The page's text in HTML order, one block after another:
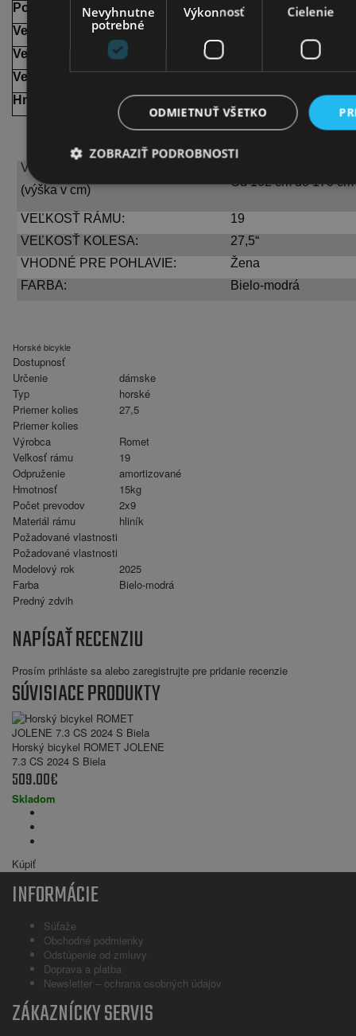
Pohlavie:
Veľkosť:
Veľkosť (palce):
Veľkosť kolesa:
Hmotnosť:
VEĽKOSTNÁ TABUĽKA:
(výška v cm)
Od 162 cm do 170 cm
VEĽKOSŤ RÁMU:
19
VEĽKOSŤ KOLESA:
27,5“
VHODNÉ PRE POHLAVIE:
Žena
FARBA:
Bielo-modrá
Horské bicykle
Dostupnosť
Určenie
dámske
Typ
horské
Priemer kolies
27,5
Priemer kolies
Výrobca
Romet
Veľkosť rámu
19
Odpruženie
amortizované
Hmotnosť
15kg
Počet prevodov
2x9
Materiál rámu
hliník
Požadované vlastnosti
Požadované vlastnosti
Modelový rok
2025
Farba
Bielo-modrá
Predný zdvih
NAPÍSAŤ RECENZIU
Prosím prihláste sa alebo zaregistrujte pre pridanie recenzie
SÚVISIACE PRODUKTY
Horský bicykel ROMET JOLENE
7.3 CS 2024 S Biela
509.00€
Skladom
Kúpiť
INFORMÁCIE
Súťaže
Obchodné podmienky
Odstúpenie od zmluvy
Doprava a platba
Newsletter – ochrana osobných údajov
ZÁKAZNÍCKY SERVIS
Nevyhnutne
potrebné
Výkonnosť Cielenie
ODMIETNUŤ VŠETKO
ZOBRAZIŤ PODROBNOSTI